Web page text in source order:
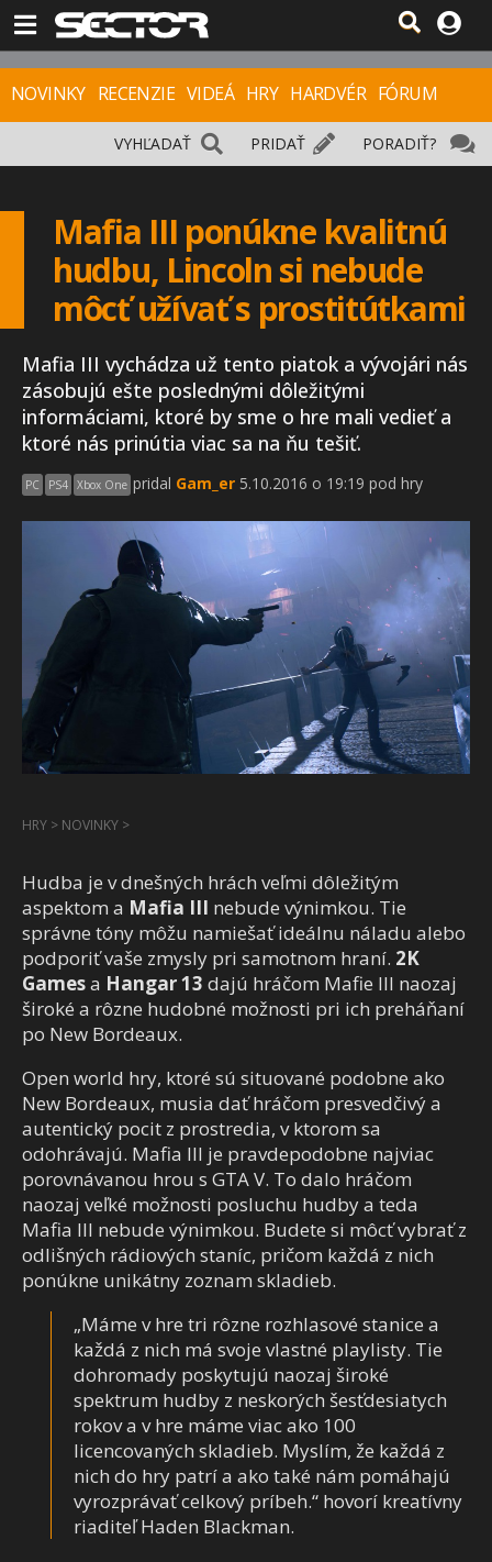
NOVINKY RECENZIE VIDEÁ HRY HARDVÉR FÓRUM
PORADIŤ?
PRIDAŤ
VYHĽADAŤ
Mafia III ponúkne kvalitnú
hudbu, Lincoln si nebude
môcť užívať s prostitútkami
Mafia III vychádza už tento piatok a vývojári nás
zásobujú ešte poslednými dôležitými
informáciami, ktoré by sme o hre mali vedieť a
ktoré nás prinútia viac sa na ňu tešiť.
PC PS4 Xbox One pridal Gam_er 5.10.2016 o 19:19 pod hry
HRY > NOVINKY >
Hudba je v dnešných hrách veľmi dôležitým
aspektom a Mafia III nebude výnimkou. Tie
správne tóny môžu namiešať ideálnu náladu alebo
podporiť vaše zmysly pri samotnom hraní. 2K
Gamesa Hangar 13 dajú hráčom Mafie III naozaj
široké a rôzne hudobné možnosti pri ich preháňaní
po New Bordeaux.
Open world hry, ktoré sú situované podobne ako
New Bordeaux, musia dať hráčom presvedčivý a
autentický pocit z prostredia, v ktorom sa
odohrávajú. Mafia III je pravdepodobne najviac
porovnávanou hrou s GTA V. To dalo hráčom
naozaj veľké možnosti posluchu hudby a teda
Mafia III nebude výnimkou. Budete si môcť vybrať z
odlišných rádiových staníc, pričom každá z nich
ponúkne unikátny zoznam skladieb.
„Máme v hre tri rôzne rozhlasové stanice a
každá z nich má svoje vlastné playlisty. Tie
dohromady poskytujú naozaj široké
spektrum hudby z neskorých šesťdesiatych
rokov a v hre máme viac ako 100
licencovaných skladieb. Myslím, že každá z
nich do hry patrí a ako také nám pomáhajú
vyrozprávať celkový príbeh.“ hovorí kreatívny
riaditeľ Haden Blackman.